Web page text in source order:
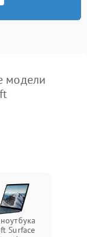
модели
Surface